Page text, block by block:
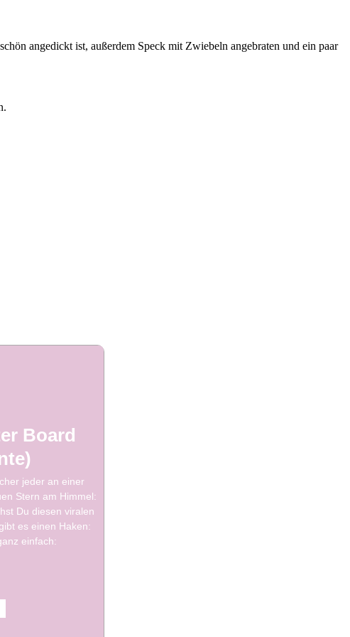
angedickt ist, außerdem Speck mit Zwiebeln angebraten und ein paar
Board
jeder an einer
Stern am Himmel:
Du diesen viralen
es einen Haken:
einfach: